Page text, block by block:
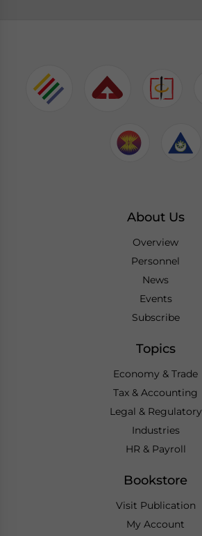
About Us
Overview
Personnel
News
Events
Subscribe
Topics
Economy & Trade
Tax & Accounting
Legal & Regulatory
Industries
HR & Payroll
Bookstore
Visit Publication
My Account